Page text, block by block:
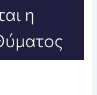
η